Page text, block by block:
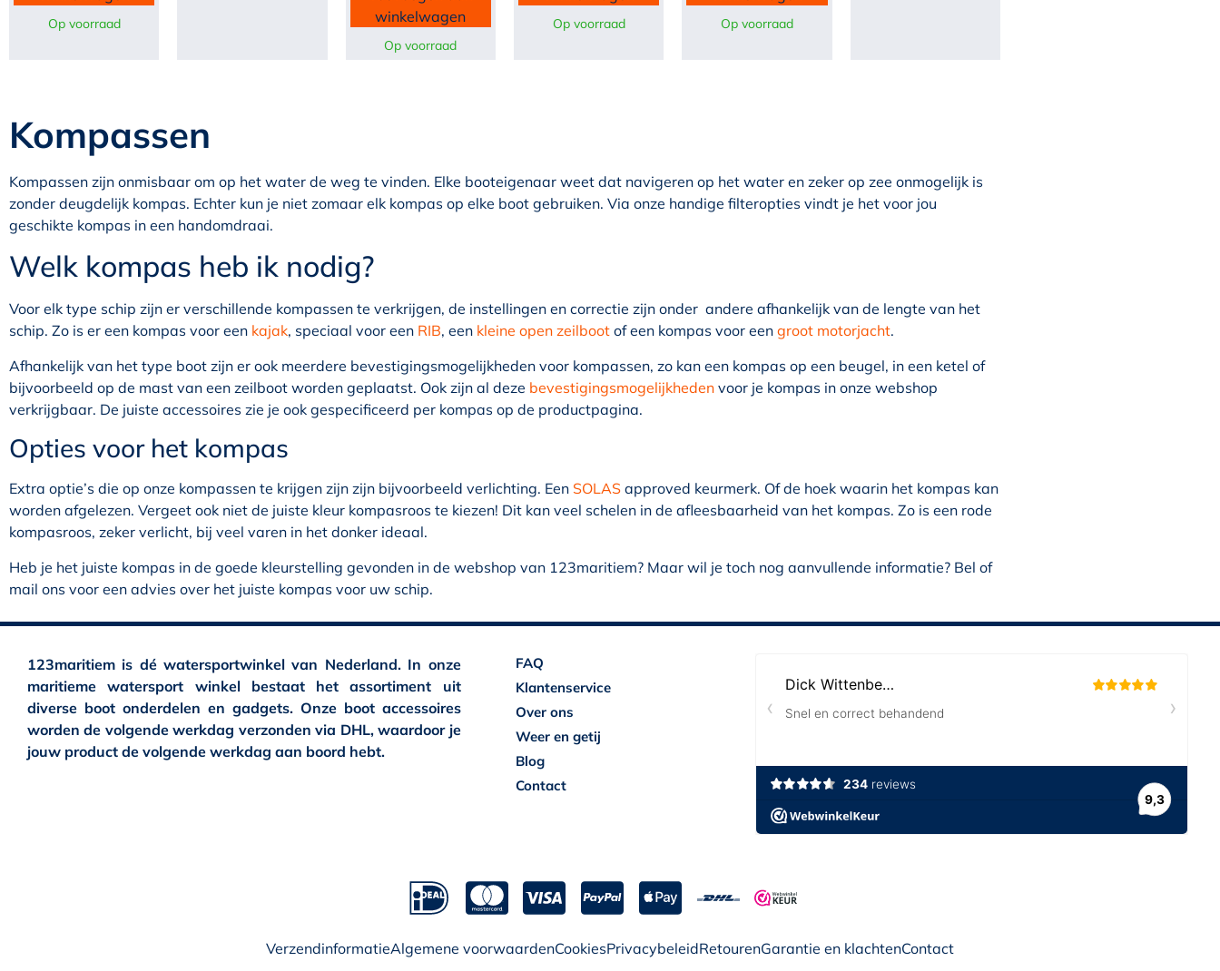
Op voorraad
Op voorraad
winkelwagen
Op voorraad Op voorraad
Kompassen
Kompassen zijn onmisbaar om op het water de weg te vinden. Elke booteigenaar weet dat navigeren op het water en zeker op zee onmogelijk is
zonder deugdelijk kompas. Echter kun je niet zomaar elk kompas op elke boot gebruiken. Via onze handige filteropties vindt je het voor jou
geschikte kompas in een handomdraai.
Welk kompas heb ik nodig?
Voor elk type schip zijn er verschillende kompassen te verkrijgen, de instellingen en correctie zijn onder andere afhankelijk van de lengte van het
schip. Zo is er een kompas voor een kajak, speciaal voor een RIB, een kleine open zeilboot of een kompas voor een groot motorjacht.
Afhankelijk van het type boot zijn er ook meerdere bevestigingsmogelijkheden voor kompassen, zo kan een kompas op een beugel, in een ketel of
bijvoorbeeld op de mast van een zeilboot worden geplaatst. Ook zijn al deze bevestigingsmogelijkheden voor je kompas in onze webshop
verkrijgbaar. De juiste accessoires zie je ook gespecificeerd per kompas op de productpagina.
Opties voor het kompas
Extra optie’s die op onze kompassen te krijgen zijn zijn bijvoorbeeld verlichting. Een SOLAS approved keurmerk. Of de hoek waarin het kompas kan
worden afgelezen. Vergeet ook niet de juiste kleur kompasroos te kiezen! Dit kan veel schelen in de afleesbaarheid van het kompas. Zo is een rode
kompasroos, zeker verlicht, bij veel varen in het donker ideaal.
Heb je het juiste kompas in de goede kleurstelling gevonden in de webshop van 123maritiem? Maar wil je toch nog aanvullende informatie? Bel of
mail ons voor een advies over het juiste kompas voor uw schip.
123maritiem is dé watersportwinkel van Nederland. In onze
maritieme watersport winkel bestaat het assortiment uit
diverse boot onderdelen en gadgets. Onze boot accessoires
worden de volgende werkdag verzonden via DHL, waardoor je
jouw product de volgende werkdag aan boord hebt.
FAQ
Klantenservice
Over ons
Weer en getij
Blog
Contact
VerzendinformatieAlgemene voorwaardenCookiesPrivacybeleidRetourenGarantie en klachtenContact